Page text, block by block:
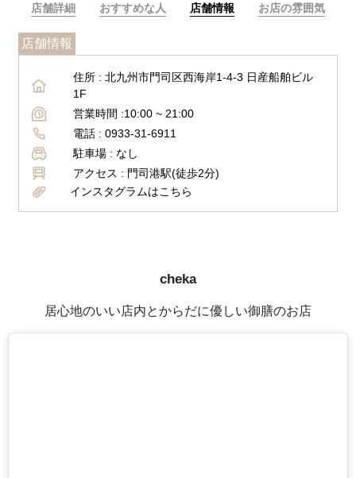
店舗詳細 おすすめな人 店舗情報 お店の雰囲気
店舗情報
住所 : 北九州市門司区西海岸1-4-3 日産船舶ビル
1F
営業時間 :10:00 ~ 21:00
電話 : 0933-31-6911
駐車場 : なし
アクセス : 門司港駅(徒歩2分)
インスタグラムはこちら
cheka
居心地のいい店内とからだに優しい御膳のお店